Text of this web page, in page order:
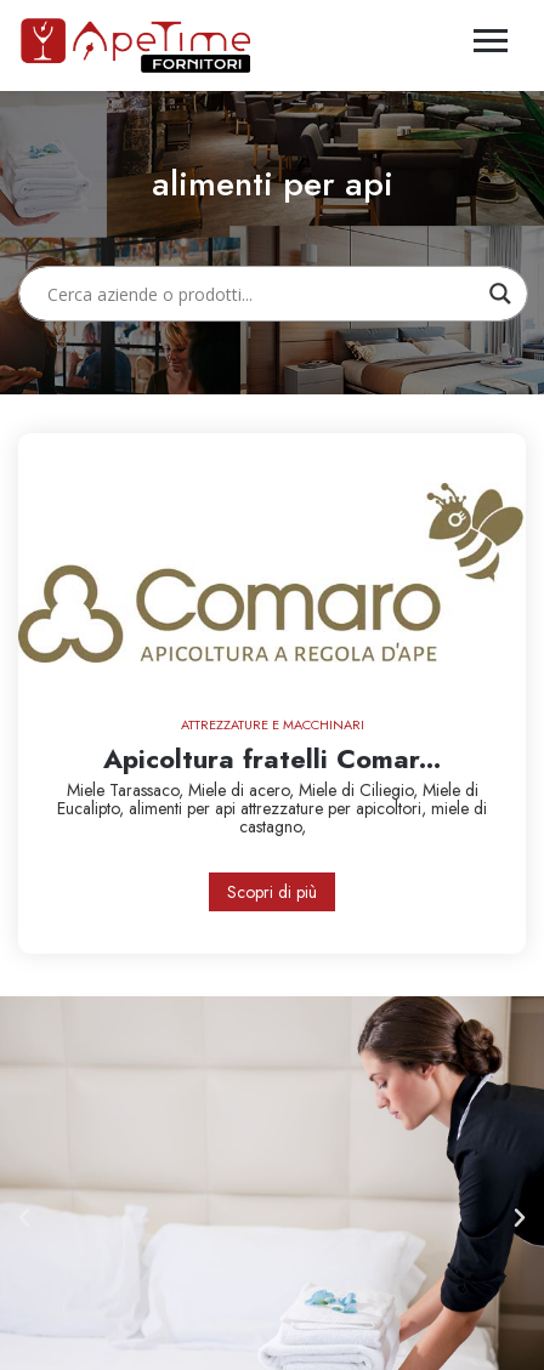
alimenti per api
ATTREZZATURE E MACCHINARI
Apicoltura fratelli Comar...
Miele Tarassaco, Miele di acero, Miele di Ciliegio, Miele di
Eucalipto, alimenti per api attrezzature per apicoltori, miele di
castagno,
Scopri di più